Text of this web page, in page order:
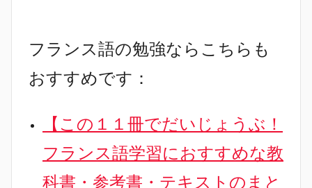
フランス語の勉強ならこちらも
おすすめです：
【この１１冊でだいじょうぶ！
フランス語学習におすすめな教
科書・参考書・テキストのまと